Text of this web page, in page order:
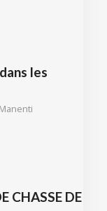
les
Manenti
CHASSE DE